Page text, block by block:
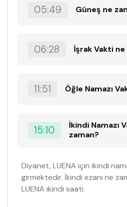
05:49 Güneş ne
06:28 İşrak Vakti ne
11:51 Öğle Namazı
15:10
İkindi Namazı
zaman?
Diyanet, LUENA için ikindi
girmektedir. İkindi ezanı ne
LUENA ikindi saati.